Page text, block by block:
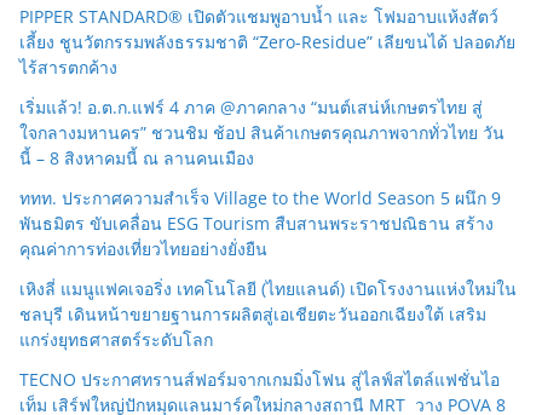
PIPPER STANDARD® เปิดตัวแชมพูอาบน้ำ และ โฟมอาบแห้งสัตว์
เลี้ยง ชูนวัตกรรมพลังธรรมชาติ “Zero-Residue” เลียขนได้ ปลอดภัย
ไร้สารตกค้าง
เริ่มแล้ว! อ.ต.ก.แฟร์ 4 ภาค @ภาคกลาง “มนต์เสน่ห์เกษตรไทย สู่
ใจกลางมหานคร” ชวนชิม ช้อป สินค้าเกษตรคุณภาพจากทั่วไทย วัน
นี้ – 8 สิงหาคมนี้ ณ ลานคนเมือง
ททท. ประกาศความสำเร็จ Village to the World Season 5 ผนึก 9
พันธมิตร ขับเคลื่อน ESG Tourism สืบสานพระราชปณิธาน สร้าง
คุณค่าการท่องเที่ยวไทยอย่างยั่งยืน
เหิงลี่ แมนูแฟคเจอริ่ง เทคโนโลยี (ไทยแลนด์) เปิดโรงงานแห่งใหม่ใน
ชลบุรี เดินหน้าขยายฐานการผลิตสู่เอเชียตะวันออกเฉียงใต้ เสริม
แกร่งยุทธศาสตร์ระดับโลก
TECNO ประกาศทรานส์ฟอร์มจากเกมมิ่งโฟน สู่ไลฟ์สไตล์แฟชั่นไอ
เท็ม เสิร์ฟใหญ่ปักหมุดแลนมาร์คใหม่กลางสถานี MRT วาง POVA 8